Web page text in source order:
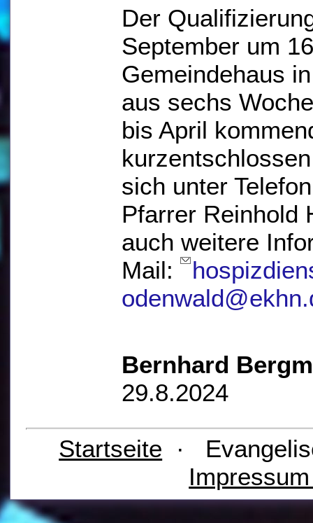
Der
September um
Gemeindehaus
aus sechs
bis April
sich unter
Pfarrer Reinhold
auch weitere
Mail:
Bernhard
29.8.2024
Startseite ·